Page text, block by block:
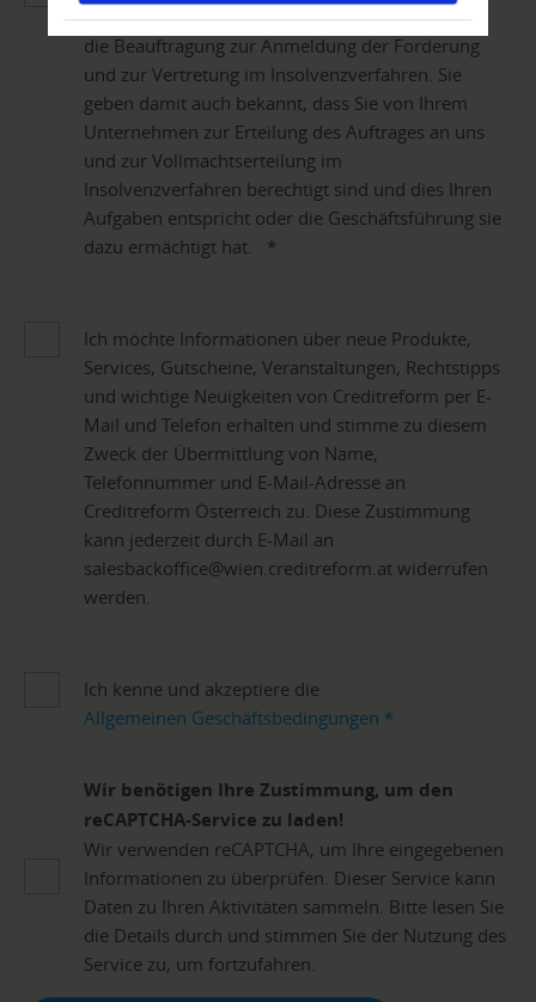
„Insolvenzvertretung beantragen“ bestätigen Sie
die Beauftragung zur Anmeldung der Forderung
und zur Vertretung im Insolvenzverfahren. Sie
geben damit auch bekannt, dass Sie von Ihrem
Unternehmen zur Erteilung des Auftrages an uns
und zur Vollmachtserteilung im
Insolvenzverfahren berechtigt sind und dies Ihren
Aufgaben entspricht oder die Geschäftsführung sie
dazu ermächtigt hat. *
Ich möchte Informationen über neue Produkte,
Services, Gutscheine, Veranstaltungen, Rechtstipps
und wichtige Neuigkeiten von Creditreform per E-
Mail und Telefon erhalten und stimme zu diesem
Zweck der Übermittlung von Name,
Telefonnummer und E-Mail-Adresse an
Creditreform Österreich zu. Diese Zustimmung
kann jederzeit durch E-Mail an
salesbackoffice@wien.creditreform.at widerrufen
werden.
Ich kenne und akzeptiere die
Allgemeinen Geschäftsbedingungen *
Wir benötigen Ihre Zustimmung, um den
reCAPTCHA-Service zu laden!
Wir verwenden reCAPTCHA, um Ihre eingegebenen
Informationen zu überprüfen. Dieser Service kann
Daten zu Ihren Aktivitäten sammeln. Bitte lesen Sie
die Details durch und stimmen Sie der Nutzung des
Service zu, um fortzufahren.